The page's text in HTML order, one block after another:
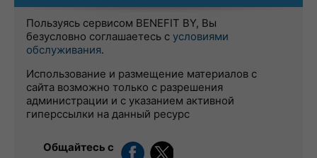
Пользуясь сервисом BENEFIT BY, Вы
безусловно соглашаетесь с условиями
обслуживания.
Использование и размещение материалов с
сайта возможно только с разрешения
администрации и с указанием активной
гиперссылки на данный ресурс
Общайтесь с